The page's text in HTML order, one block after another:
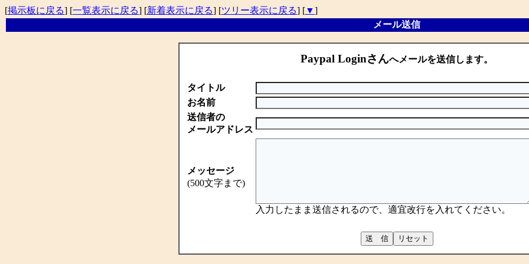
[掲示板に戻る] [一覧表示に戻る] [新着表示に戻る] [ツリー表示に戻る] [▼]
メール送信
Paypal Loginさんへメールを送信します。
タイトル
お名前
送信者の
メールアドレス
メッセージ
(500文字まで)
入力したまま送信されるので、適宜改行を入れてください。